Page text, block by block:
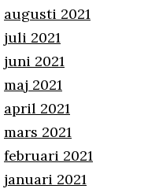
augusti 2021
juli 2021
juni 2021
maj 2021
april 2021
mars 2021
februari 2021
januari 2021